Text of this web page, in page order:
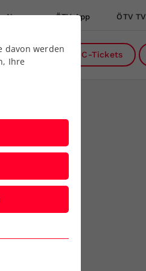
News ÖTV App ÖTV TV
Kreise DC-Tickets
davon werden
Ihre
der